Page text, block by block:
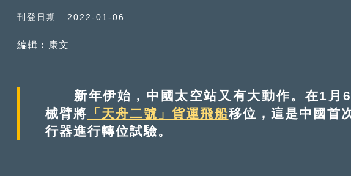
刊登日期 : 2022-01-06
編輯︰康文
新年伊始，中國太空站又有大動作。在1月6
械臂將 「天舟二號」貨運飛船移位，這是中國首
行器進行轉位試驗。